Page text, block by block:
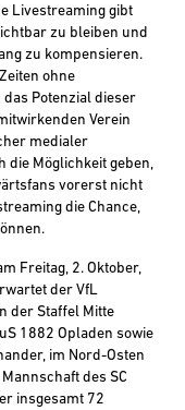
Livestreaming gibt
zu bleiben und
zu kompensieren.
ohne
Potenzial dieser
Verein
medialer
die Möglichkeit geben,
vorerst nicht
die Chance,
Freitag, 2. Oktober,
der VfL
der Staffel Mitte
1882 Opladen sowie
im Nord-Osten
des SC
insgesamt 72